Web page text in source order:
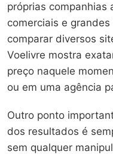
próprias companhias
comerciais e
comparar diversos
Voelivre mostra
preço naquele
ou em uma agência
Outro ponto
dos resultados é
sem qualquer